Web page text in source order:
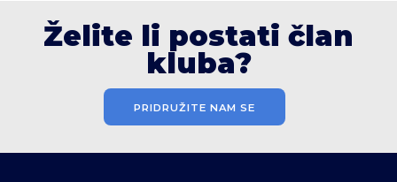
Želite li postati član
kluba?
PRIDRUŽITE NAM SE